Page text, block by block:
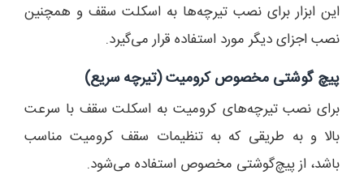
این ابزار برای نصب تیرچه‌ها به اسکلت سقف و همچنین
نصب اجزای دیگر مورد استفاده قرار می‌گیرد.
پیچ گوشتی مخصوص کرومیت (تیرچه سریع)
برای نصب تیرچه‌های کرومیت به اسکلت سقف با سرعت
بالا و به طریقی که به تنظیمات سقف کرومیت مناسب
باشد، از پیچ‌گوشتی مخصوص استفاده می‌شود.